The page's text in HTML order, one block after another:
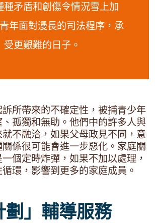
種矛盾和創傷令情況雪上加
年面對漫長的司法程序，承
受更艱難的日子。
所帶來的不確定性，被捕青少年
孤獨和無助。他們中的許多人與
不融洽，如果父母政見不同，意
係很可能會進一步惡化。家庭關
個定時炸彈，如果不加以處理，
環，影響到更多的家庭成員。
劃」輔導服務